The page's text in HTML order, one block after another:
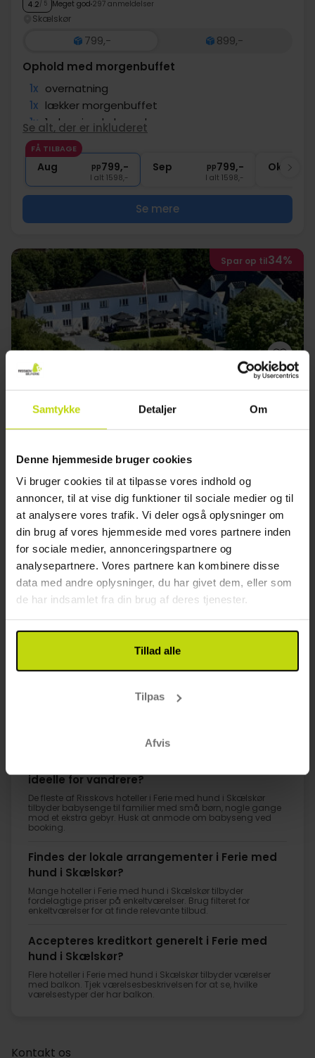
Samtykke Detaljer Om
Denne hjemmeside bruger cookies
Vi bruger cookies til at tilpasse vores indhold og
annoncer, til at vise dig funktioner til sociale medier og til
at analysere vores trafik. Vi deler også oplysninger om
din brug af vores hjemmeside med vores partnere inden
for sociale medier, annonceringspartnere og
analysepartnere. Vores partnere kan kombinere disse
data med andre oplysninger, du har givet dem, eller som
de har indsamlet fra din brug af deres tjenester.
Tillad alle
Tilpas
Afvis
4.2/ 5 Meget god 297 anmeldelser
Skælskør
799,-
899,-
Ophold med morgenbuffet
1x overnatning
1x lækker morgenbuffet
1x 1 glas vin, øl el. vand
∞ Tæt på stranden
1x kaffe to go
Se alt, der er inkluderet
FÅ TILBAGE
Aug pp799,-
I alt 1598,-
Sep pp799,-
I alt 1598,-
Okt
Se mere
Spar op til34%
Oplev ægte dansk ø charme
Agersø Kro
Skælskør
Inkl. 3-retters gastronomisk oplevelse
1x overnatning
1x morgenmad m. husets specialiteter
1x 3-retters gastronomisk oplevelse
∞ Gratis internet
∞ Ægte dansk hygge og natur
Se alt, der er inkluderet
FÅ TILBAGE
Aug pp849,-
I alt 1698,-
FÅ TILBAGE
Sep pp 849,-
I alt 1698,-
Okt
Se mere
ideelle for vandrere?
De fleste af Risskovs hoteller i Ferie med hund i Skælskør
tilbyder babysenge til familier med små børn, nogle gange
mod et ekstra gebyr. Husk at anmode om babyseng ved
booking.
Findes der lokale arrangementer i Ferie med
hund i Skælskør?
Mange hoteller i Ferie med hund i Skælskør tilbyder
fordelagtige priser på enkeltværelser. Brug filteret for
enkeltværelser for at finde relevante tilbud.
Accepteres kreditkort generelt i Ferie med
hund i Skælskør?
Flere hoteller i Ferie med hund i Skælskør tilbyder værelser
med balkon. Tjek værelsesbeskrivelsen for at se, hvilke
værelsestyper der har balkon.
Kontakt os